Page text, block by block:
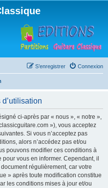
Connexion
S’enregistrer
ci-après par « nous », « notre »,
»), vous acceptez
Si vous n’acceptez pas
alors n’accédez pas et/ou
pouvons modifier ces conditions à
vous en informer. Cependant, il
régulièrement, car votre
» après toute modification constitue
les conditions mises à jour et/ou